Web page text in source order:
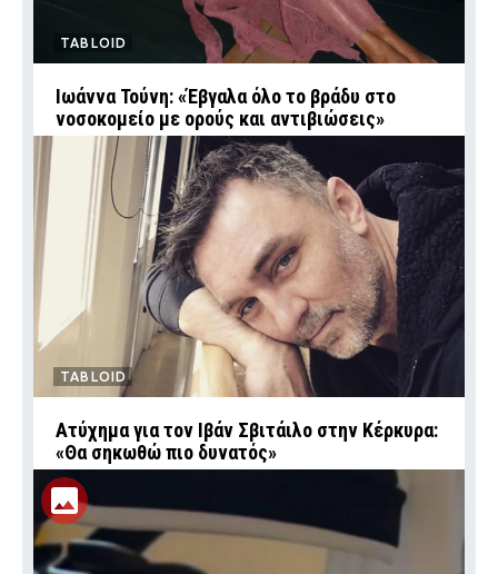
TABLOID
Ιωάννα Τούνη: «Έβγαλα όλο το βράδυ στο
νοσοκομείο με ορούς και αντιβιώσεις»
TABLOID
Ατύχημα για τον Ιβάν Σβιτάιλο στην Κέρκυρα:
«Θα σηκωθώ πιο δυνατός»